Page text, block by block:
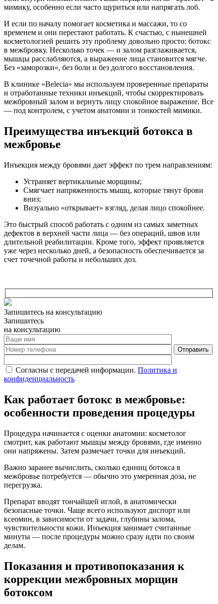
мимику, особенно если часто щуриться или напрягать лоб.
И если по началу помогает косметика и массажи, то со
временем и они перестают работать. К счастью, с нынешней
косметологией решить эту проблему довольно просто: ботокс
в межбровку. Несколько точек — и залом разглаживается,
мышцы расслабляются, а выражение лица становится мягче.
Без «заморозки», без боли и без долгого восстановления.
В клинике «Belecia» мы используем проверенные препараты
и отработанные техники инъекций, чтобы скорректировать
межбровный залом и вернуть лицу спокойное выражение. Все
— под контролем, с учетом анатомии и тонкостей мимики.
Преимущества инъекций ботокса в
межбровье
Инъекция между бровями дает эффект по трем направлениям:
Устраняет вертикальные морщины;
Смягчает напряженность мышц, которые тянут брови
вниз;
Визуально «открывает» взгляд, делая лицо спокойнее.
Это быстрый способ работать с одним из самых заметных
дефектов в верхней части лица — без операций, швов или
длительной реабилитации. Кроме того, эффект проявляется
уже через несколько дней, а безопасность обеспечивается за
счет точечной работы и небольших доз.
Запишитесь на консультацию
Запишитесь
на консультацию
Согласны с передачей информации. Политика и
конфиденциальность
Как работает ботокс в межбровье:
особенности проведения процедуры
Процедура начинается с оценки анатомии: косметолог
смотрит, как работают мышцы между бровями, где именно
они напряжены. Затем размечает точки для инъекций.
Важно заранее вычислить, сколько единиц ботокса в
межбровье потребуется — обычно это умеренная доза, не
перегрузка.
Препарат вводят тончайшей иглой, в анатомически
безопасные точки. Чаще всего используют диспорт или
ксеомин, в зависимости от задачи, глубины залома,
чувствительности кожи. Инъекция занимает считанные
минуты — после процедуры можно сразу идти по своим
делам.
Показания и противопоказания к
коррекции межбровных морщин
ботоксом